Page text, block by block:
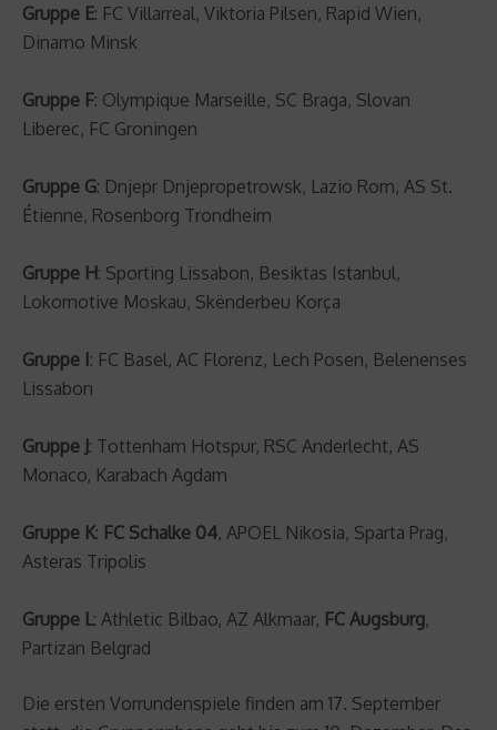
Gruppe E: FC Villarreal, Viktoria Pilsen, Rapid Wien,
Dinamo Minsk
Gruppe F: Olympique Marseille, SC Braga, Slovan
Liberec, FC Groningen
Gruppe G: Dnjepr Dnjepropetrowsk, Lazio Rom, AS St.
Étienne, Rosenborg Trondheim
Gruppe H: Sporting Lissabon, Besiktas Istanbul,
Lokomotive Moskau, Skënderbeu Korça
Gruppe I: FC Basel, AC Florenz, Lech Posen, Belenenses
Lissabon
Gruppe J: Tottenham Hotspur, RSC Anderlecht, AS
Monaco, Karabach Agdam
Gruppe K: FC Schalke 04, APOEL Nikosia, Sparta Prag,
Asteras Tripolis
Gruppe L: Athletic Bilbao, AZ Alkmaar, FC Augsburg,
Partizan Belgrad
Die ersten Vorrundenspiele finden am 17. September